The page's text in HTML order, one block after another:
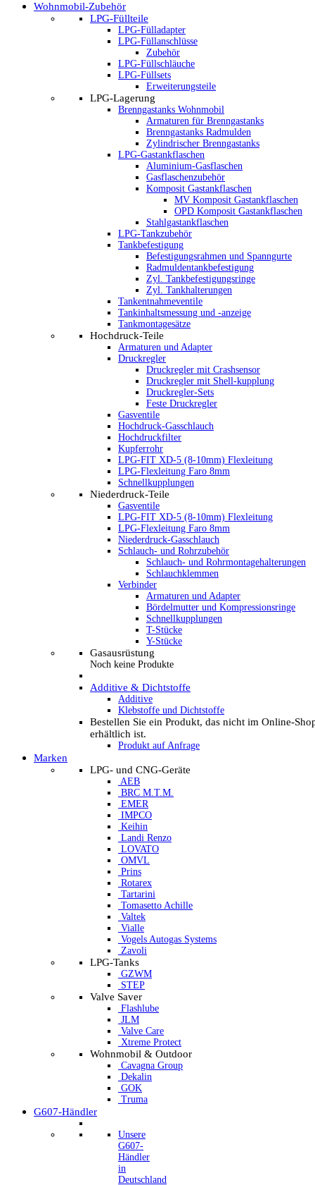
Wohnmobil-Zubehör
LPG-Füllteile
LPG-Fülladapter
LPG-Füllanschlüsse
Zubehör
LPG-Füllschläuche
LPG-Füllsets
Erweiterungsteile
LPG-Lagerung
Brenngastanks Wohnmobil
Armaturen für Brenngastanks
Brenngastanks Radmulden
Zylindrischer Brenngastanks
LPG-Gastankflaschen
Aluminium-Gasflaschen
Gasflaschenzubehör
Komposit Gastankflaschen
MV Komposit Gastankflaschen
OPD Komposit Gastankflaschen
Stahlgastankflaschen
LPG-Tankzubehör
Tankbefestigung
Befestigungsrahmen und Spanngurte
Radmuldentankbefestigung
Zyl. Tankbefestigungsringe
Zyl. Tankhalterungen
Tankentnahmeventile
Tankinhaltsmessung und -anzeige
Tankmontagesätze
Hochdruck-Teile
Armaturen und Adapter
Druckregler
Druckregler mit Crashsensor
Druckregler mit Shell-kupplung
Druckregler-Sets
Feste Druckregler
Gasventile
Hochdruck-Gasschlauch
Hochdruckfilter
Kupferrohr
LPG-FIT XD-5 (8-10mm) Flexleitung
LPG-Flexleitung Faro 8mm
Schnellkupplungen
Niederdruck-Teile
Gasventile
LPG-FIT XD-5 (8-10mm) Flexleitung
LPG-Flexleitung Faro 8mm
Niederdruck-Gasschlauch
Schlauch- und Rohrzubehör
Schlauch- und Rohrmontagehalterungen
Schlauchklemmen
Verbinder
Armaturen und Adapter
Bördelmutter und Kompressionsringe
Schnellkupplungen
T-Stücke
Y-Stücke
Gasausrüstung
Noch keine Produkte
Additive & Dichtstoffe
Additive
Klebstoffe und Dichtstoffe
Bestellen Sie ein Produkt, das nicht im Online-
erhältlich ist.
Produkt auf Anfrage
Marken
LPG- und CNG-Geräte
AEB
BRC M.T.M.
EMER
IMPCO
Keihin
Landi Renzo
LOVATO
OMVL
Prins
Rotarex
Tartarini
Tomasetto Achille
Valtek
Vialle
Vogels Autogas Systems
Zavoli
LPG-Tanks
GZWM
STEP
Valve Saver
Flashlube
JLM
Valve Care
Xtreme Protect
Wohnmobil & Outdoor
Cavagna Group
Dekalin
GOK
Truma
G607-Händler
Unsere
G607-
Händler
in
Deutschland